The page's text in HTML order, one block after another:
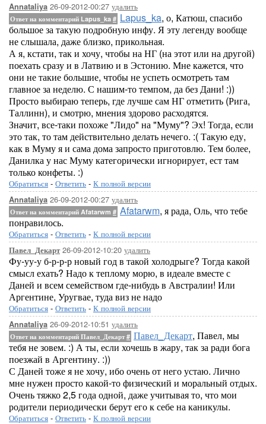
Annataliya 26-09-2012-00:27 удалить
Ответ на комментарий Lapus_ka # Lapus_ka, о, Катюш, спасибо
большое за такую подробную инфу. Я эту легенду вообще
не слышала, даже близко, прикольная.
А я, кстати, так и хочу, чтобы на НГ (на этот или на другой)
поехать сразу и в Латвию и в Эстонию. Мне кажется, что
они не такие большие, чтобы не успеть осмотреть там
главное за неделю. С нашим-то темпом, да без Дани! :))
Просто выбираю теперь, где лучше сам НГ отметить (Рига,
Таллинн), и смотрю, мнения здорово расходятся.
Значит, все-таки похоже "Лидо" на "Муму"? Эх! Тогда, если
это так, то там действительно делать нечего. :( Такую еду,
как в Муму я и сама дома запросто приготовлю. Тем более,
Данилка у нас Муму категорически игнорирует, ест там
только конфеты. :)
Обратиться - Ответить - К полной версии
Annataliya 26-09-2012-00:27 удалить
Ответ на комментарий Afatarwm # Afatarwm, я рада, Оль, что тебе
понравилось.
Обратиться - Ответить - К полной версии
Павел_Декарт26-09-2012-10:20 удалить
Фу-уу-у б-р-р-р новый год в такой холодрыге? Тогда какой
смысл ехать? Надо к теплому морю, в идеале вместе с
Даней и всем семейством где-нибудь в Австралии! Или
Аргентине, Уругвае, туда виз не надо
Обратиться - Ответить - К полной версии
Annataliya 26-09-2012-10:51 удалить
Ответ на комментарий Павел_Декарт# Павел_Декарт, Павел, мы
тебя не зовем. :) А ты, если хочешь в жару, так за ради бога
поезжай в Аргентину. :))
С Даней тоже я не хочу, ибо очень от него устаю. Лично
мне нужен просто какой-то физический и моральный отдых.
Очень тяжко 2,5 года одной, даже учитывая то, что мои
родители периодически берут его к себе на каникулы.
Обратиться - Ответить - К полной версии